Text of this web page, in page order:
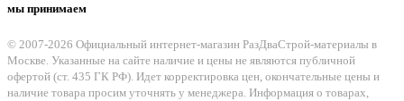
мы принимаем
© 2007-2026 Официальный интернет-магазин РазДваСтрой-материалы в
Москве. Указанные на сайте наличие и цены не являются публичной
офертой (ст. 435 ГК РФ). Идет корректировка цен, окончательные цены и
наличие товара просим уточнять у менеджера. Информация о товарах,